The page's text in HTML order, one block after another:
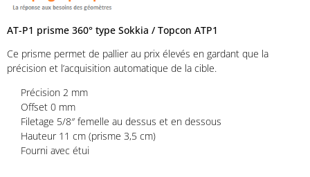
AT-P1 prisme 360° type Sokkia / Topcon ATP1
Ce prisme permet de pallier au prix élevés en gardant que la
précision et l’acquisition automatique de la cible.
Précision 2 mm
Offset 0 mm
Filetage 5/8″ femelle au dessus et en dessous
Hauteur 11 cm (prisme 3,5 cm)
Fourni avec étui